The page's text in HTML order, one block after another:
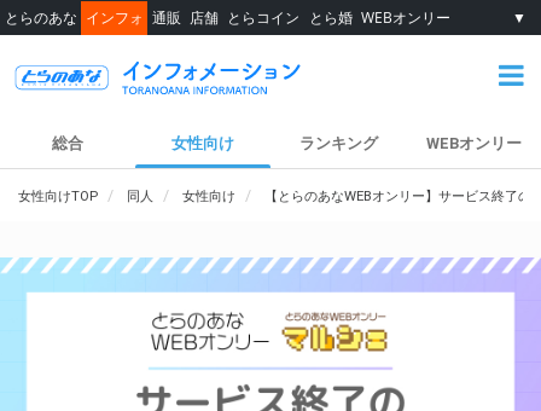
とらのあな インフォ 通販 店舗 とらコイン とら婚 WEBオンリー ▼
総合 女性向け ランキング WEBオンリー
女性向けTOP 同人 女性向け 【とらのあなWEBオンリー】サービス終了の